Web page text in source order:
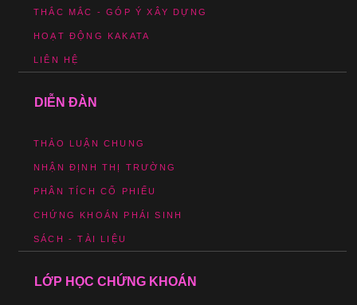
THẮC MẮC - GÓP Ý XÂY DỰNG
HOẠT ĐỘNG KAKATA
LIÊN HỆ
DIỄN ĐÀN
THẢO LUẬN CHUNG
NHẬN ĐỊNH THỊ TRƯỜNG
PHÂN TÍCH CỔ PHIẾU
CHỨNG KHOÁN PHÁI SINH
SÁCH - TÀI LIỆU
LỚP HỌC CHỨNG KHOÁN